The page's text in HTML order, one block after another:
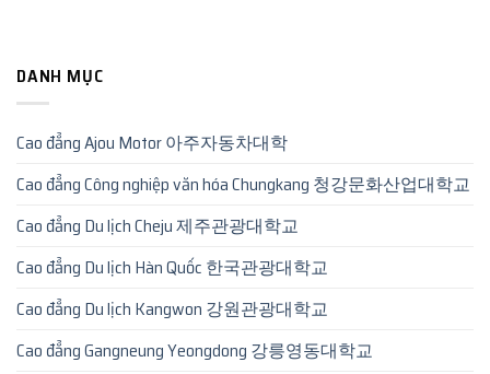
DANH MỤC
Cao đẳng Ajou Motor 아주자동차대학
Cao đẳng Công nghiệp văn hóa Chungkang 청강문화산업대학교
Cao đẳng Du lịch Cheju 제주관광대학교
Cao đẳng Du lịch Hàn Quốc 한국관광대학교
Cao đẳng Du lịch Kangwon 강원관광대학교
Cao đẳng Gangneung Yeongdong 강릉영동대학교